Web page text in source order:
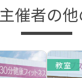
催者の
教室